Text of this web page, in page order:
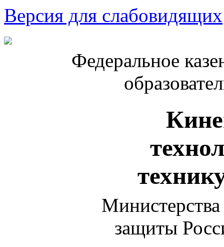
Версия для слабовидящих
Федеральное
защиты